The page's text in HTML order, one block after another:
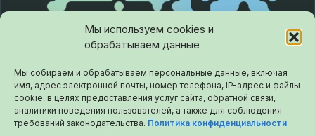
Мы используем cookies и
обрабатываем данные
Мы собираем и обрабатываем персональные данные, включая
имя, адрес электронной почты, номер телефона, IP-адрес и файлы
cookie, в целях предоставления услуг сайта, обратной связи,
аналитики поведения пользователей, а также для соблюдения
требований законодательства. Политика конфиденциальности